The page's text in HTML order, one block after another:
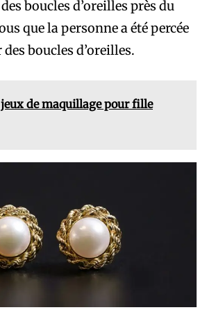
boucles d’oreilles près du
que la personne a été percée
boucles d’oreilles.
de maquillage pour fille